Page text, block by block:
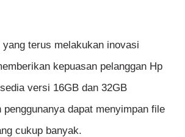
yang terus melakukan inovasi
kepuasan pelanggan Hp
versi 16GB dan 32GB
penggunanya dapat menyimpan file
cukup banyak.